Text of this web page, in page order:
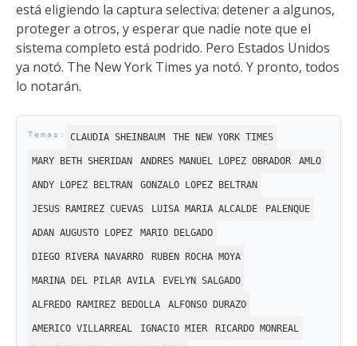
está eligiendo la captura selectiva: detener a algunos,
proteger a otros, y esperar que nadie note que el
sistema completo está podrido. Pero Estados Unidos
ya notó. The New York Times ya notó. Y pronto, todos
lo notarán.
CLAUDIA SHEINBAUM THE NEW YORK TIMES
MARY BETH SHERIDAN ANDRES MANUEL LOPEZ OBRADOR AMLO
ANDY LOPEZ BELTRAN GONZALO LOPEZ BELTRAN
JESUS RAMIREZ CUEVAS LUISA MARIA ALCALDE PALENQUE
ADAN AUGUSTO LOPEZ MARIO DELGADO
DIEGO RIVERA NAVARRO RUBEN ROCHA MOYA
MARINA DEL PILAR AVILA EVELYN SALGADO
ALFREDO RAMIREZ BEDOLLA ALFONSO DURAZO
AMERICO VILLARREAL IGNACIO MIER RICARDO MONREAL